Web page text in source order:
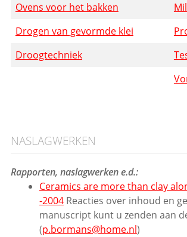
Ovens voor het bakken
Drogen van gevormde klei
Droogtechniek
NASLAGWERKEN
Rapporten, naslagwerken e.d.:
Ceramics are more than clay
-2004Reacties over inhoud en
manuscript kunt u zenden aan
(p.bormans@home.nl)